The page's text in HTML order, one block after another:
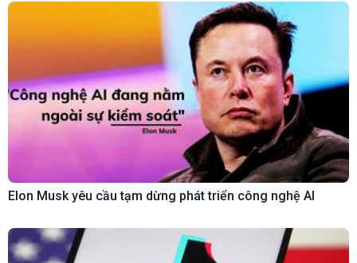
Elon Musk yêu cầu tạm dừng phát triển công nghệ AI